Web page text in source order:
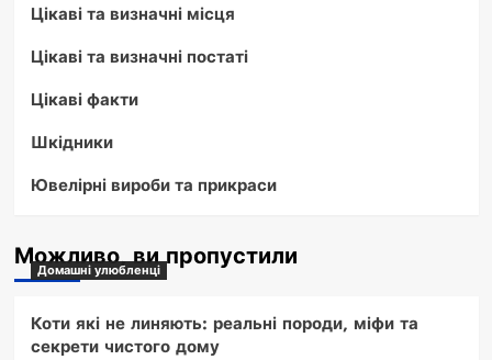
Цікаві та визначні місця
Цікаві та визначні постаті
Цікаві факти
Шкідники
Ювелірні вироби та прикраси
Можливо, ви пропустили
Домашні улюбленці
Коти які не линяють: реальні породи, міфи та
секрети чистого дому